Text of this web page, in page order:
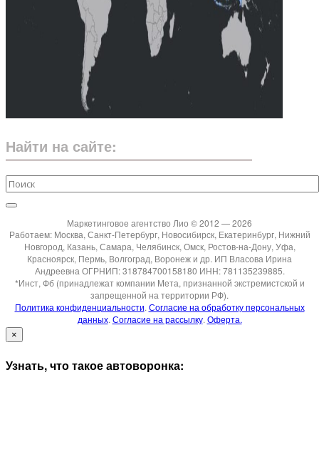
Найти на сайте:
Маркетинговое агентство Лио © 2012 — 2026
Работаем: Москва, Санкт-Петербург, Новосибирск, Екатеринбург, Нижний
Новгород, Казань, Самара, Челябинск, Омск, Ростов-на-Дону, Уфа,
Красноярск, Пермь, Волгоград, Воронеж и др. ИП Власова Ирина
Андреевна ОГРНИП: 318784700158180 ИНН: 781135239885.
*Инст, Фб (принадлежат компании Мета, признанной экстремистской и
запрещенной на территории РФ).
Политика конфиденциальности. Согласие на обработку персональных
данных. Согласие на рассылку. Оферта.
×
Узнать, что такое автоворонка: